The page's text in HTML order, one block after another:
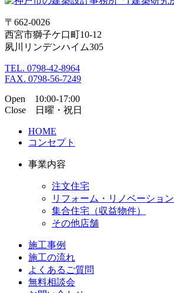
〒662-0026
西宮市獅子ケ口町10-12
夙川リンデンハイム305
TEL. 0798-42-8964
FAX. 0798-56-7249
Open 10:00-17:00
Close 日曜・祝日
HOME
コンセプト
事業内容
注文住宅
リフォーム・リノベーション
集合住宅（収益物件）
その他店舗
施工事例
施工の流れ
よくあるご質問
無料相談会